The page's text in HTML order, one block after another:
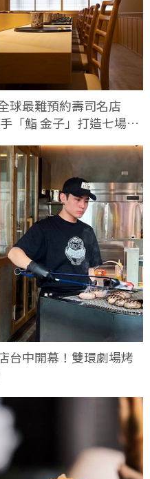
球最難預約壽司名店
「鮨 金子」打造七場限
台中開幕！雙環劇場烤